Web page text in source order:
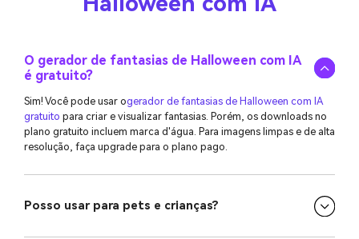
O gerador de fantasias de Halloween com IA
é gratuito?
Sim! Você pode usar ogerador de fantasias de Halloween com IA
gratuito para criar e visualizar fantasias. Porém, os downloads no
plano gratuito incluem marca d'água. Para imagens limpas e de alta
resolução, faça upgrade para o plano pago.
Posso usar para pets e crianças?